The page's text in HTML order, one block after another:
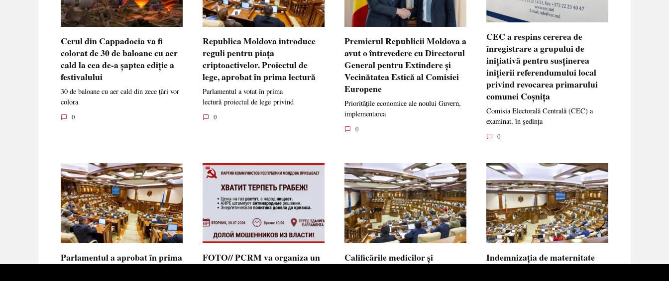
Cerul din Cappadocia va fi
colorat de 30 de baloane cu aer
cald la cea de-a șaptea ediție a
festivalului
30 de baloane cu aer cald din zece țări vor
colora
0
Republica Moldova introduce
reguli pentru piața
criptoactivelor. Proiectul de
lege, aprobat în prima lectură
Parlamentul a votat în prima
lectură proiectul de lege privind
0
Premierul Republicii Moldova a
avut o întrevedere cu Directorul
General pentru Extindere și
Vecinătatea Estică al Comisiei
Europene
Prioritățile economice ale noului Guvern,
implementarea
0
CEC a respins cererea de
înregistrare a grupului de
inițiativă pentru susținerea
inițierii referendumului local
privind revocarea primarului
comunei Coșnița
Comisia Electorală Centrală (CEC) a
examinat, în ședința
0
Parlamentul a aprobat în prima
FOTO// PCRM va organiza un
Calificările medicilor și
Indemnizația de maternitate